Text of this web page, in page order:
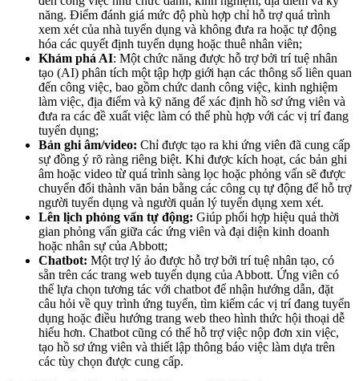
năng. Điểm đánh giá mức độ phù hợp chỉ hỗ trợ quá trình
xem xét của nhà tuyển dụng và không đưa ra hoặc tự động
hóa các quyết định tuyển dụng hoặc thuê nhân viên;
Khám phá AI: Một chức năng được hỗ trợ bởi trí tuệ nhân
tạo (AI) phân tích một tập hợp giới hạn các thông số liên quan
đến công việc, bao gồm chức danh công việc, kinh nghiệm
làm việc, địa điểm và kỹ năng để xác định hồ sơ ứng viên và
đưa ra các đề xuất việc làm có thể phù hợp với các vị trí đang
tuyển dụng;
Bản ghi âm/video: Chỉ được tạo ra khi ứng viên đã cung cấp
sự đồng ý rõ ràng riêng biệt. Khi được kích hoạt, các bản ghi
âm hoặc video từ quá trình sàng lọc hoặc phỏng vấn sẽ được
chuyển đổi thành văn bản bằng các công cụ tự động để hỗ trợ
người tuyển dụng và người quản lý tuyển dụng xem xét.
Lên lịch phỏng vấn tự động: Giúp phối hợp hiệu quả thời
gian phỏng vấn giữa các ứng viên và đại diện kinh doanh
hoặc nhân sự của Abbott;
Chatbot: Một trợ lý ảo được hỗ trợ bởi trí tuệ nhân tạo, có
sẵn trên các trang web tuyển dụng của Abbott. Ứng viên có
thể lựa chọn tương tác với chatbot để nhận hướng dẫn, đặt
câu hỏi về quy trình ứng tuyển, tìm kiếm các vị trí đang tuyển
dụng hoặc điều hướng trang web theo hình thức hội thoại dễ
hiểu hơn. Chatbot cũng có thể hỗ trợ việc nộp đơn xin việc,
tạo hồ sơ ứng viên và thiết lập thông báo việc làm dựa trên
các tùy chọn được cung cấp.